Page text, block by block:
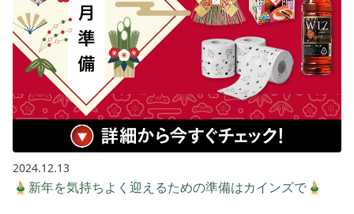
2024.12.13
🎍新年を気持ちよく迎えるための準備はカインズで🎍